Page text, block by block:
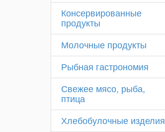
Консервированные
продукты
Молочные продукты
Рыбная гастрономия
Свежее мясо, рыба,
птица
Хлебобулочные изделия